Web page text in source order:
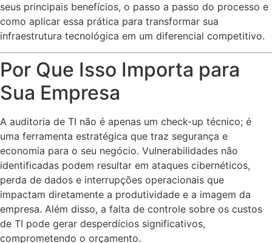
seus principais benefícios, o passo a passo do processo e
como aplicar essa prática para transformar sua
infraestrutura tecnológica em um diferencial competitivo.
Por Que Isso Importa para
Sua Empresa
A auditoria de TI não é apenas um check-up técnico; é
uma ferramenta estratégica que traz segurança e
economia para o seu negócio. Vulnerabilidades não
identificadas podem resultar em ataques cibernéticos,
perda de dados e interrupções operacionais que
impactam diretamente a produtividade e a imagem da
empresa. Além disso, a falta de controle sobre os custos
de TI pode gerar desperdícios significativos,
comprometendo o orçamento.